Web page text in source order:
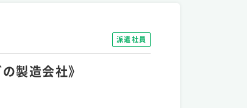
派遣社員
製造会社》